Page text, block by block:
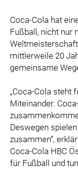
Coca-Cola hat
Fußball, nicht nur
mittlerweile 20
gemeinsame
„Coca-Cola steht
Miteinander.
Deswegen
zusammen“,
Coca-Cola HBC
für Fußball und